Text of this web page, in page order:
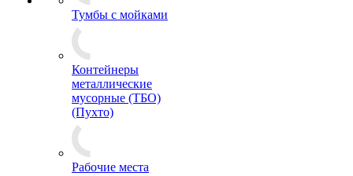
Тумбы с мойками
Контейнеры
металлические
мусорные (ТБО)
(Пухто)
Рабочие места